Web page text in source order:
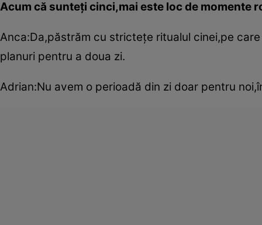
Acum că sunteţi cinci,mai este loc de momente
Anca:Da,păstrăm cu stricteţe ritualul cinei,pe
planuri pentru a doua zi.
Adrian:Nu avem o perioadă din zi doar pentru